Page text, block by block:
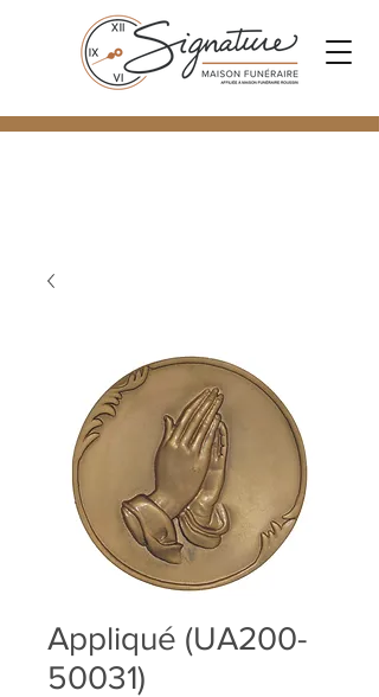
Appliqué (UA200-
50031)